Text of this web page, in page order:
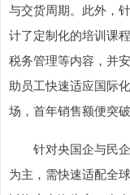
与交货周期。此外，
计了定制化的培训课
税务管理等内容，并
助员工快速适应国际
场，首年销售额便突破
针对央国企与民企
为主，需快速适配全